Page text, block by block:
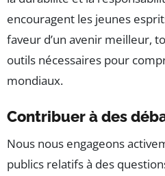
encouragent les jeunes
faveur d’un avenir meilleur,
outils nécessaires pour
mondiaux.
Contribuer à des
Nous nous engageons
publics relatifs à des